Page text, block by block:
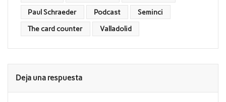
Paul Schraeder Podcast Seminci
The card counter Valladolid
Deja una respuesta